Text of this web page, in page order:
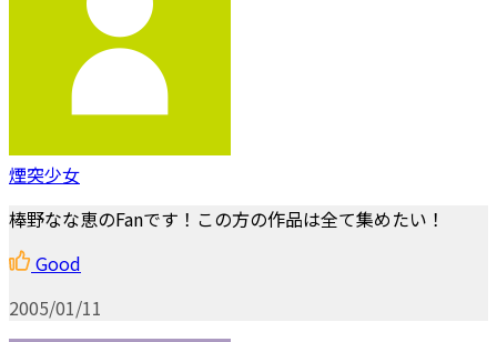
煙突少女
棒野なな恵のFanです！この方の作品は全て集めたい！
Good
2005/01/11